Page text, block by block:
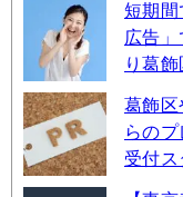
短期間
広告
り葛
葛飾
らの
受付ス